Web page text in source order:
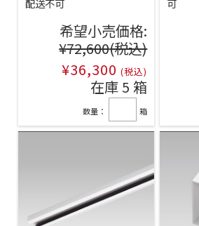
配送不可
希望小売価格:
¥72,600(税込)
¥36,300 (税込)
在庫 5 箱
数量： 箱
可